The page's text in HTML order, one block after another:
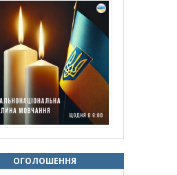
ОГОЛОШЕННЯ